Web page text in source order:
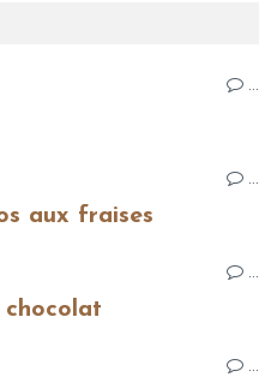
…
…
aux fraises
…